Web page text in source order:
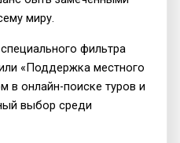
миру.
фильтра
«Поддержка местного
в онлайн-поиске туров и
выбор среди